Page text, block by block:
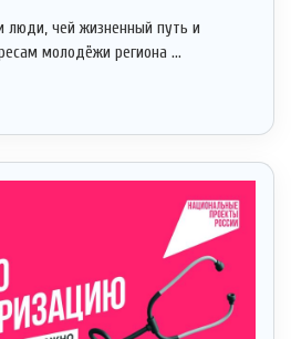
люди, чей жизненный путь и
молодёжи региона ...